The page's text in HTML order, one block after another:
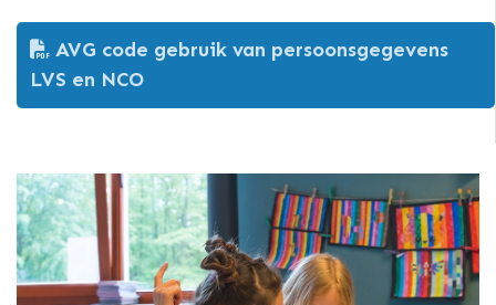
AVG code gebruik van persoonsgegevens
LVS en NCO